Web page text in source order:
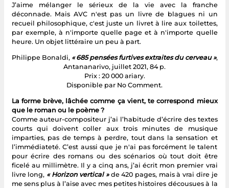
J’aime mélanger le sérieux de la vie avec la franche
déconnade. Mais AVC n'est pas un livre de blagues ni un
recueil philosophique, c'est juste un livret à lire aux toilettes,
par exemple, à n'importe quelle page et à n'importe quelle
heure. Un objet littéraire un peu à part.
Philippe Bonaldi, « 685 pensées furtives extraites du cerveau »,
Antananarivo, juillet 2021, 84 p.
Prix : 20 000 ariary.
Disponible par No Comment.
La forme brève, lâchée comme ça vient, te correspond mieux
que le roman ou le poème ?
Comme auteur-compositeur j’ai l’habitude d’écrire des textes
courts qui doivent coller aux trois minutes de musique
imparties, pas de temps à perdre, tout dans la sensation et
l’immédiateté. C’est aussi que je n'ai pas forcément le talent
pour écrire des romans ou des scénarios où tout doit être
ficelé au millimètre. Il y a cinq ans, j’ai écrit mon premier vrai
livre long, « Horizon vertical »de 420 pages, mais à vrai dire je
me sens plus à l’aise avec mes petites histoires décousues à la